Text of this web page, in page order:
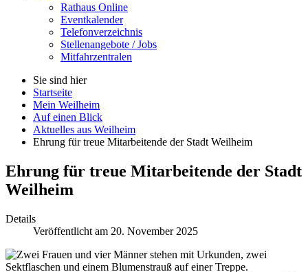
Rathaus Online
Eventkalender
Telefonverzeichnis
Stellenangebote / Jobs
Mitfahrzentralen
Sie sind hier
Startseite
Mein Weilheim
Auf einen Blick
Aktuelles aus Weilheim
Ehrung für treue Mitarbeitende der Stadt Weilheim
Ehrung für treue Mitarbeitende der Stadt
Weilheim
Details
Veröffentlicht am 20. November 2025